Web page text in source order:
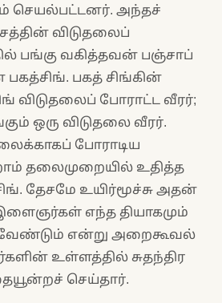
செயல்பட்டனர். அந்தச்
விடுதலைப்
பங்கு வகித்தவன் பஞ்சாப்
பகத்சிங். பகத் சிங்கின்
விடுதலைப் போராட்ட வீரர்;
ஒரு விடுதலை வீரர்.
போராடிய
தலைமுறையில் உதித்த
தேசமே உயிர்மூச்சு அதன்
எந்த தியாகமும்
என்று அறைகூவல்
உள்ளத்தில் சுதந்திர
செய்தார்.